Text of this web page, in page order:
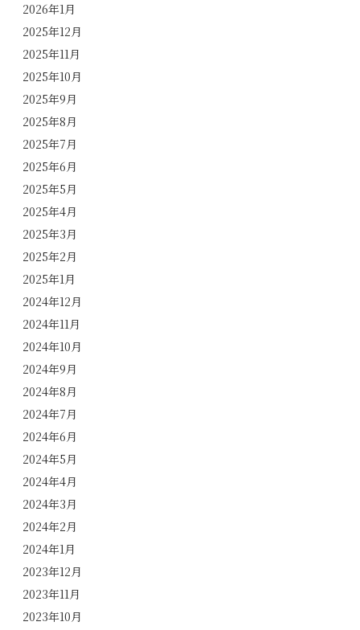
2026年1月
2025年12月
2025年11月
2025年10月
2025年9月
2025年8月
2025年7月
2025年6月
2025年5月
2025年4月
2025年3月
2025年2月
2025年1月
2024年12月
2024年11月
2024年10月
2024年9月
2024年8月
2024年7月
2024年6月
2024年5月
2024年4月
2024年3月
2024年2月
2024年1月
2023年12月
2023年11月
2023年10月